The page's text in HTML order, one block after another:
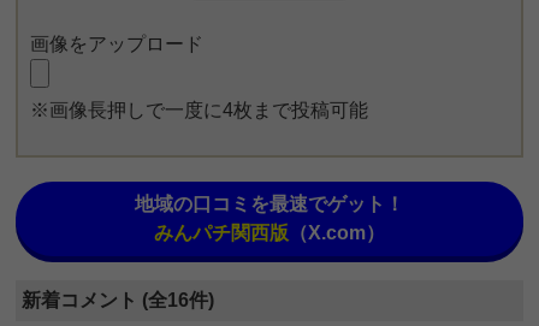
画像をアップロード
※画像長押しで一度に4枚まで投稿可能
地域の口コミを最速でゲット！
みんパチ関西版 （X.com）
新着コメント (全16件)